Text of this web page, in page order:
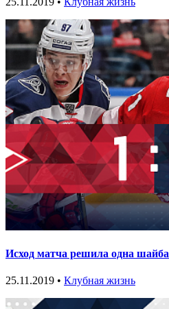
Исход матча решила одна шайба
25.11.2019 • Клубная жизнь